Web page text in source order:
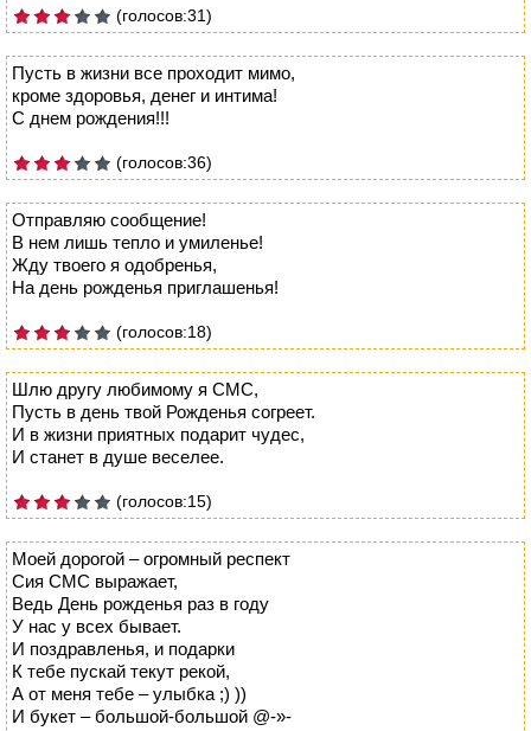
(голосов:31)
Пусть в жизни все проходит мимо,
кроме здоровья, денег и интима!
С днем рождения!!!
(голосов:36)
Отправляю сообщение!
В нем лишь тепло и умиленье!
Жду твоего я одобренья,
На день рожденья приглашенья!
(голосов:18)
Шлю другу любимому я СМС,
Пусть в день твой Рожденья согреет.
И в жизни приятных подарит чудес,
И станет в душе веселее.
(голосов:15)
Моей дорогой – огромный респект
Сия СМС выражает,
Ведь День рожденья раз в году
У нас у всех бывает.
И поздравленья, и подарки
К тебе пускай текут рекой,
А от меня тебе – улыбка ;) ))
И букет – большой-большой @-»-